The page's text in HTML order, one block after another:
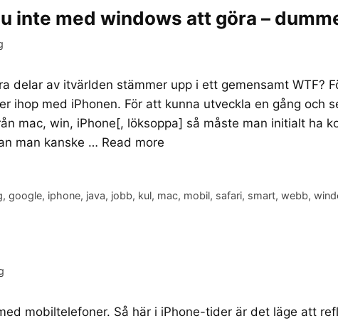
inte med windows att göra –
delar av itvärlden stämmer upp i ett gemensamt WTF?
ihop med iPhonen. För att kunna utveckla en gång och
mac, win, iPhone[, löksoppa] så måste man initialt ha
man kanske … Read more
,google, iphone, java, jobb, kul, mac, mobil, safari, smart,webb,
mobiltelefoner. Så här i iPhone-tider är det läge att